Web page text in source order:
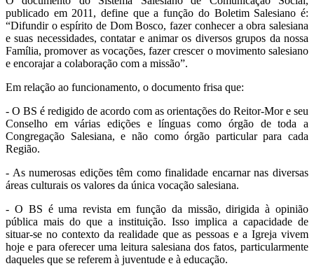
publicado em 2011, define que a função do Boletim Salesiano é:
“Difundir o espírito de Dom Bosco, fazer conhecer a obra salesiana
e suas necessidades, contatar e animar os diversos grupos da nossa
Família, promover as vocações, fazer crescer o movimento salesiano
e encorajar a colaboração com a missão”.
Em relação ao funcionamento, o documento frisa que:
- O BS é redigido de acordo com as orientações do Reitor-Mor e seu
Conselho em várias edições e línguas como órgão de toda a
Congregação Salesiana, e não como órgão particular para cada
Região.
- As numerosas edições têm como finalidade encarnar nas diversas
áreas culturais os valores da única vocação salesiana.
- O BS é uma revista em função da missão, dirigida à opinião
pública mais do que a instituição. Isso implica a capacidade de
situar-se no contexto da realidade que as pessoas e a Igreja vivem
hoje e para oferecer uma leitura salesiana dos fatos, particularmente
daqueles que se referem à juventude e à educação.